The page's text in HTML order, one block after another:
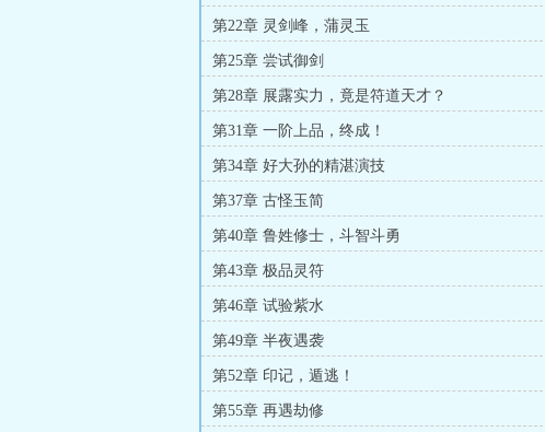
第22章 灵剑峰，蒲灵玉
第25章 尝试御剑
第28章 展露实力，竟是符道天才？
第31章 一阶上品，终成！
第34章 好大孙的精湛演技
第37章 古怪玉简
第40章 鲁姓修士，斗智斗勇
第43章 极品灵符
第46章 试验紫水
第49章 半夜遇袭
第52章 印记，遁逃！
第55章 再遇劫修